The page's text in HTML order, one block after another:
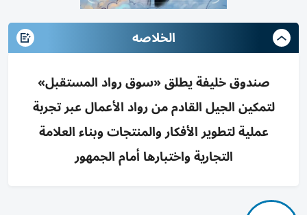
الخلاصه
صندوق خليفة يطلق «سوق رواد المستقبل»
لتمكين الجيل القادم من رواد الأعمال عبر تجربة
عملية لتطوير الأفكار والمنتجات وبناء العلامة
التجارية واختبارها أمام الجمهور